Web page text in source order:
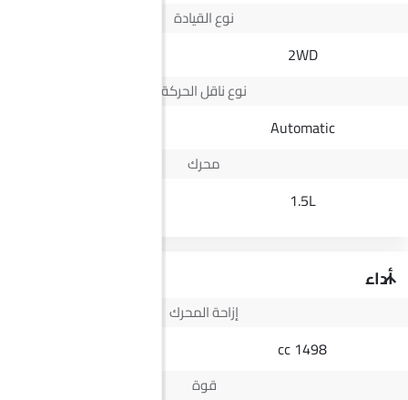
نوع القيادة
2WD
نوع ناقل الحركة
Automatic
محرك
1.5L
أداء
إزاحة المحرك
1498 cc
قوة